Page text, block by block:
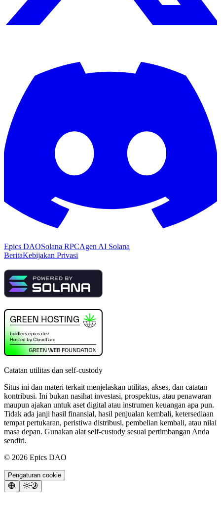
Epics DAOSolana RPCAgen AI Solana
BeritaKebijakan Privasi
Catatan utilitas dan self-custody
Situs ini dan materi terkait menjelaskan utilitas, akses, dan catatan
kontribusi. Ini bukan nasihat investasi, prospektus, atau penawaran
maupun ajakan untuk aset digital atau instrumen keuangan apa pun.
Tidak ada janji hasil finansial, hasil penjualan kembali, ketersediaan
tempat pertukaran, peristiwa distribusi, pembelian kembali, atau nilai
masa depan. Gunakan alat self-custody sesuai pertimbangan Anda
sendiri.
© 2026 Epics DAO
Pengaturan cookie